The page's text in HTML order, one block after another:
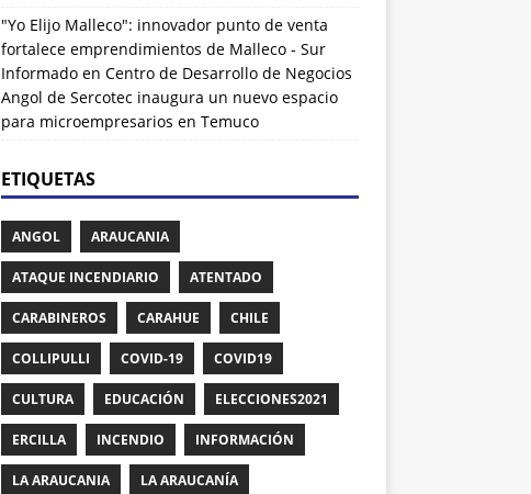
"Yo Elijo Malleco": innovador punto de venta
fortalece emprendimientos de Malleco - Sur
Informadoen Centro de Desarrollo de Negocios
Angol de Sercotec inaugura un nuevo espacio
para microempresarios en Temuco
ETIQUETAS
ANGOL ARAUCANIA
ATAQUE INCENDIARIO ATENTADO
CARABINEROS CARAHUE CHILE
COLLIPULLI COVID-19 COVID19
CULTURA EDUCACIÓN ELECCIONES2021
ERCILLA INCENDIO INFORMACIÓN
LA ARAUCANIA LA ARAUCANÍA